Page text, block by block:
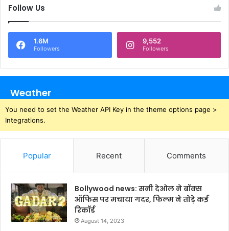
Follow Us
1.6M
Followers
9,552
Followers
Weather
You need to set the Weather API Key in the theme options page >
Integrations.
Popular Recent Comments
Bollywood news: सनी देओल ने बॉक्स
ऑफिस पर मचाया गदर, फिल्म ने तोड़े कई
रिकॉर्ड
August 14, 2023